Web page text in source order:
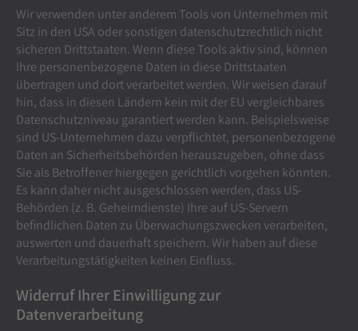
Wir verwenden unter anderem Tools von Unternehmen mit
Sitz in den USA oder sonstigen datenschutzrechtlich nicht
sicheren Drittstaaten. Wenn diese Tools aktiv sind, können
Ihre personenbezogene Daten in diese Drittstaaten
übertragen und dort verarbeitet werden. Wir weisen darauf
hin, dass in diesen Ländern kein mit der EU vergleichbares
Datenschutzniveau garantiert werden kann. Beispielsweise
sind US-Unternehmen dazu verpflichtet, personenbezogene
Daten an Sicherheitsbehörden herauszugeben, ohne dass
Sie als Betroffener hiergegen gerichtlich vorgehen könnten.
Es kann daher nicht ausgeschlossen werden, dass US-
Behörden (z. B. Geheimdienste) Ihre auf US-Servern
befindlichen Daten zu Überwachungszwecken verarbeiten,
auswerten und dauerhaft speichern. Wir haben auf diese
Verarbeitungstätigkeiten keinen Einfluss.
Widerruf Ihrer Einwilligung zur
Datenverarbeitung